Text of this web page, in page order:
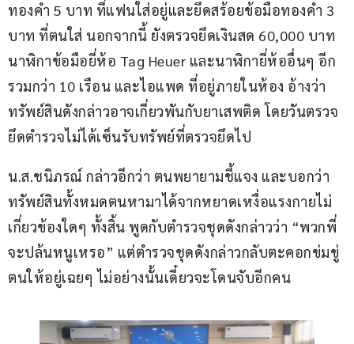
ทองคำ 5 บาท ที่แฟนใส่อยู่และยึดสร้อยข้อมือทองคำ 3
บาท ที่ตนใส่ นอกจากนี้ ยังตรวจยึดเงินสด 60,000 บาท
นาฬิกาข้อมือยี่ห้อ Tag Heuer และนาฬิกายี่ห้ออื่นๆ อีก
รวมกว่า 10 เรือน และไอแพด ที่อยู่ภายในห้อง อ้างว่า
ทรัพย์สินดังกล่าวอาจเกี่ยวพันกับยาเสพติด โดยวันตรวจ
ยึดตำรวจไม่ได้เซ็นรับทรัพย์ที่ตรวจยึดไป
น.ส.ชนิภรณ์ กล่าวอีกว่า ตนพยายามชี้แจง และบอกว่า
ทรัพย์สินทั้งหมดตนหามาได้จากหยาดเหงื่อแรงกายไม่
เกี่ยวข้องใดๆ ทั้งสิ้น พูดกับตำรวจชุดดังกล่าวว่า “พวกพี่
จะปล้นหนูเหรอ” แต่ตำรวจชุดดังกล่าวกลับตะคอกข่มขู่
ตนให้อยู่เฉยๆ ไม่อย่างนั้นเดี๋ยวจะโดนจับอีกคน